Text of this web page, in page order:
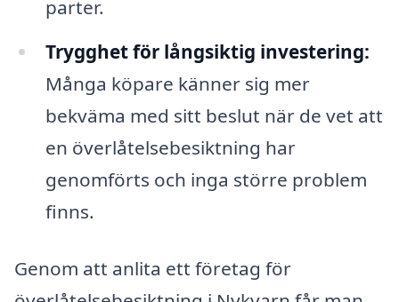
parter.
Trygghet för långsiktig investering:
Många köpare känner sig mer
bekväma med sitt beslut när de vet att
en överlåtelsebesiktning har
genomförts och inga större problem
finns.
Genom att anlita ett företag för